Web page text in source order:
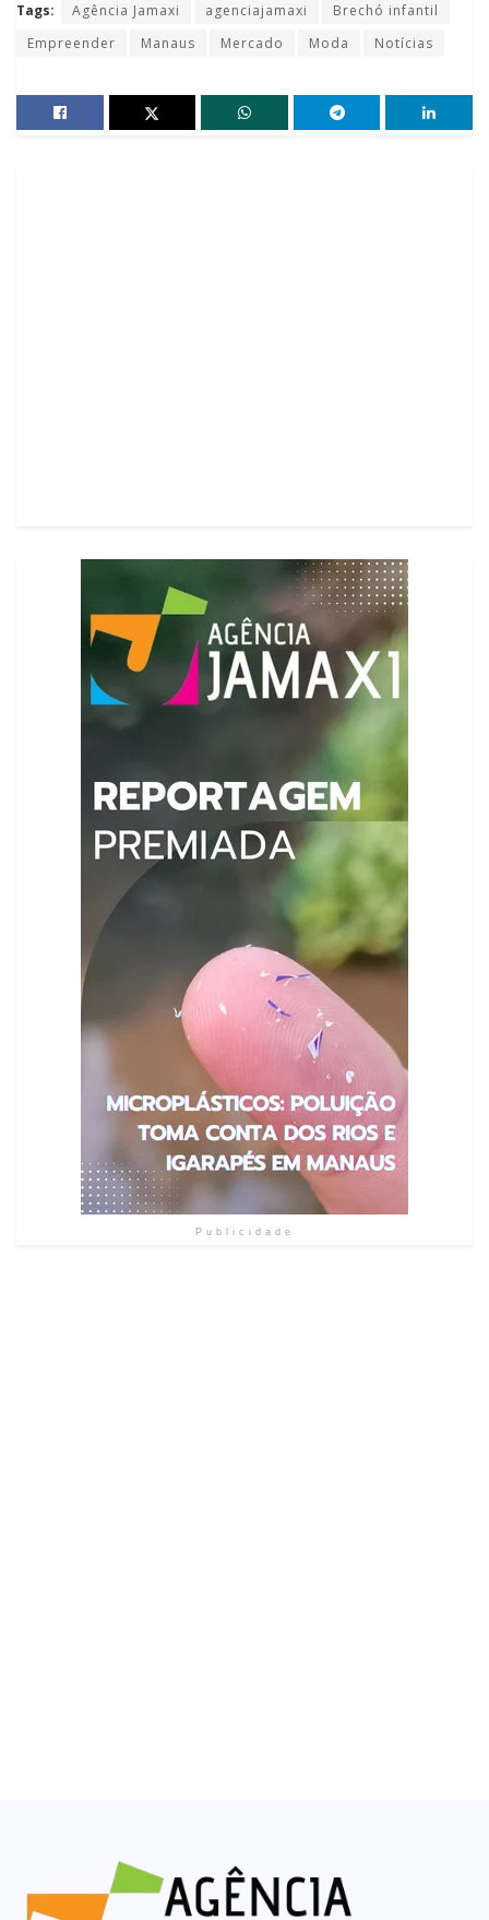
Tags: Agência Jamaxi agenciajamaxi
Brechó infantil
Empreender
Manaus Mercado Moda Notícias
Publicidade